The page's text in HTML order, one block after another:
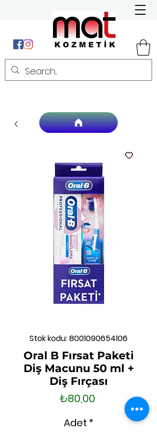
Stok kodu: 8001090654106
Oral B Fırsat Paketi
Diş Macunu 50 ml +
Diş Fırçası
₺80,00
Adet *